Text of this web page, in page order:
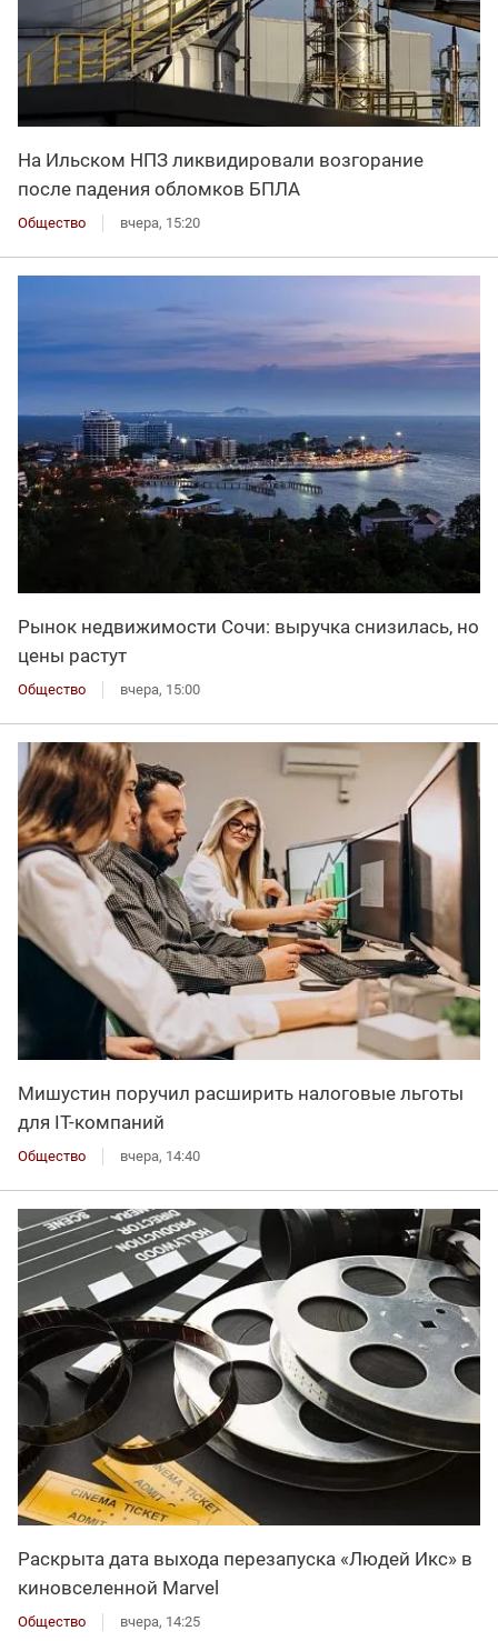
На Ильском НПЗ ликвидировали возгорание
после падения обломков БПЛА
Общество вчера, 15:20
Рынок недвижимости Сочи: выручка снизилась, но
цены растут
Общество вчера, 15:00
Мишустин поручил расширить налоговые льготы
для IT-компаний
Общество вчера, 14:40
Раскрыта дата выхода перезапуска «Людей Икс» в
киновселенной Marvel
Общество вчера, 14:25